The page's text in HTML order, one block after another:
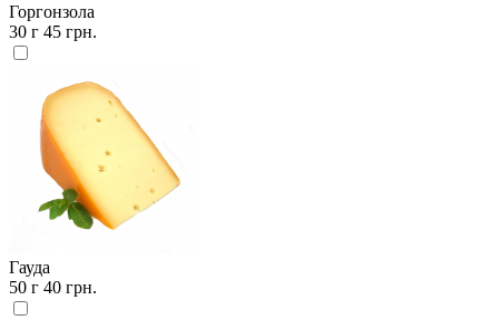
Горгонзола
30 г 45 грн.
Гауда
50 г 40 грн.